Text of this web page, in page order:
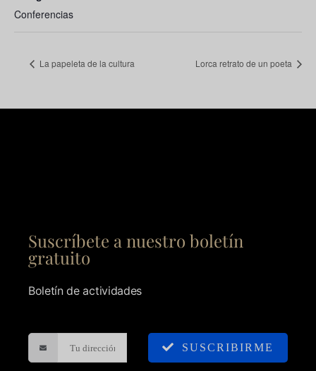
Conferencias
La papeleta de la cultura Lorca retrato de un poeta
Suscríbete a nuestro boletín
gratuito
Boletín de actividades
SUSCRIBIRME